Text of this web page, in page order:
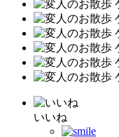
いいね